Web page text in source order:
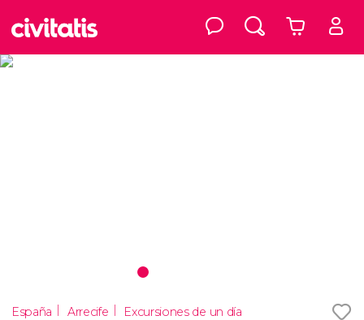
España Arrecife Excursiones de un día